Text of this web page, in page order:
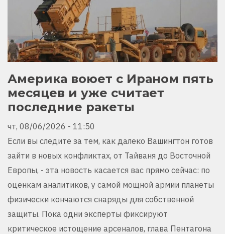
Америка воюет с Ираном пять
месяцев и уже считает
последние ракеты
чт, 08/06/2026 - 11:50
Если вы следите за тем, как далеко Вашингтон готов
зайти в новых конфликтах, от Тайваня до Восточной
Европы, - эта новость касается вас прямо сейчас: по
оценкам аналитиков, у самой мощной армии планеты
физически кончаются снаряды для собственной
защиты. Пока одни эксперты фиксируют
критическое истощение арсеналов, глава Пентагона